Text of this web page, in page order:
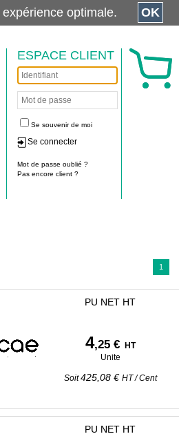
ESPACE CLIENT
Se souvenir de moi
Se connecter
Mot de passe oublié ?
Pas encore client ?
1
PU NET HT
4,25 €
HT
Unite
Soit425,08 € HT/Cent
PU NET HT
expérience optimale. OK